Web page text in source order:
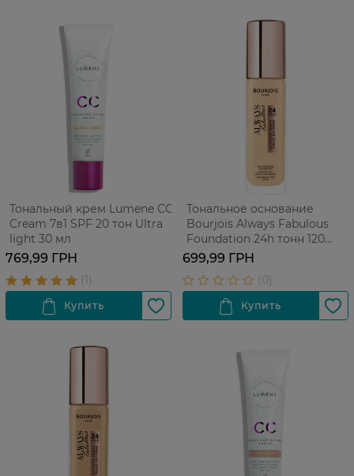
Тональный крем Lumene CC
Cream 7в1 SPF 20 тон Ultra
light 30 мл
769,99 ГРН
Тональное основание
Bourjois Always Fabulous
Foundation 24h тонн 120
Light Ivory 30 мл
699,99 ГРН